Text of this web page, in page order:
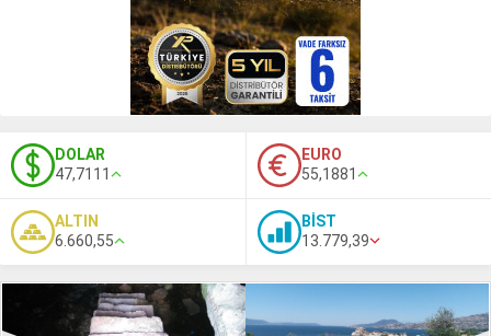
DOLAR
47,7111
EURO
55,1881
ALTIN
6.660,55
BİST
13.779,39